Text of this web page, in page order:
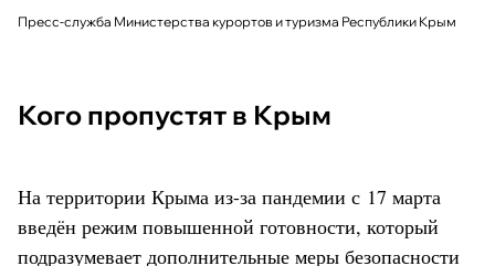
Пресс-служба Министерства курортов и туризма Республики Крым
Кого пропустят в Крым
На территории Крыма из-за пандемии с 17 марта
введён режим повышенной готовности, который
подразумевает дополнительные меры безопасности